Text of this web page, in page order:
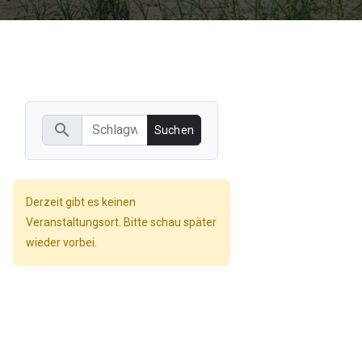
search
Derzeit gibt es keinen
Veranstaltungsort. Bitte schau später
wieder vorbei.